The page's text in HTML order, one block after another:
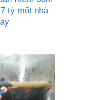
tỷ mốt nhà